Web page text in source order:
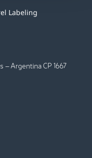
Labeling
– Argentina CP 1667